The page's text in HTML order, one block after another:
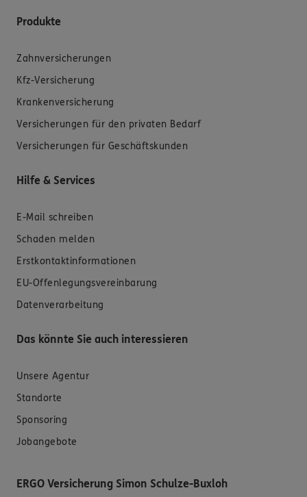
Produkte
Zahnversicherungen
Kfz-Versicherung
Krankenversicherung
Versicherungen für den privaten Bedarf
Versicherungen für Geschäftskunden
Hilfe & Services
E-Mail schreiben
Schaden melden
Erstkontaktinformationen
EU-Offenlegungsvereinbarung
Datenverarbeitung
Das könnte Sie auch interessieren
Unsere Agentur
Standorte
Sponsoring
Jobangebote
ERGO Versicherung Simon Schulze-Buxloh